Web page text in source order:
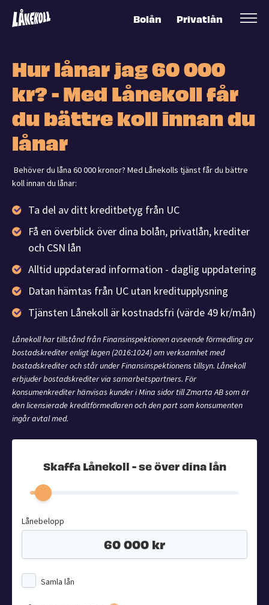
Bolån Privatlån
Hur lånar jag 60 000
kr? - Med Lånekoll får
du bättre koll innan du
lånar
Behöver du låna 60 000 kronor? Med Lånekolls tjänst får du bättre
koll innan du lånar:
Ta del av ditt kreditbetyg från UC
Få en överblick över dina bolån, privatlån, krediter
och CSN lån
Alltid uppdaterad information - daglig uppdatering
Datan hämtas från UC utan kreditupplysning
Tjänsten Lånekoll är kostnadsfri (värde 49 kr/mån)
Lånekoll har tillstånd från Finansinspektionen avseende förmedling av
bostadskrediter enligt lagen (2016:1024) om verksamhet med
bostadskrediter och står under Finansinspektionens tillsyn. Lånekoll
erbjuder bostadskrediter via samarbetspartners. För
konsumenkrediter hänvisas kunder i Mina sidor till Zmarta AB som är
den licensierade kreditförmedlaren och den part som konsumenten
ingår avtal med.
Skaffa Lånekoll - se över dina lån
Lånebelopp
Samla lån